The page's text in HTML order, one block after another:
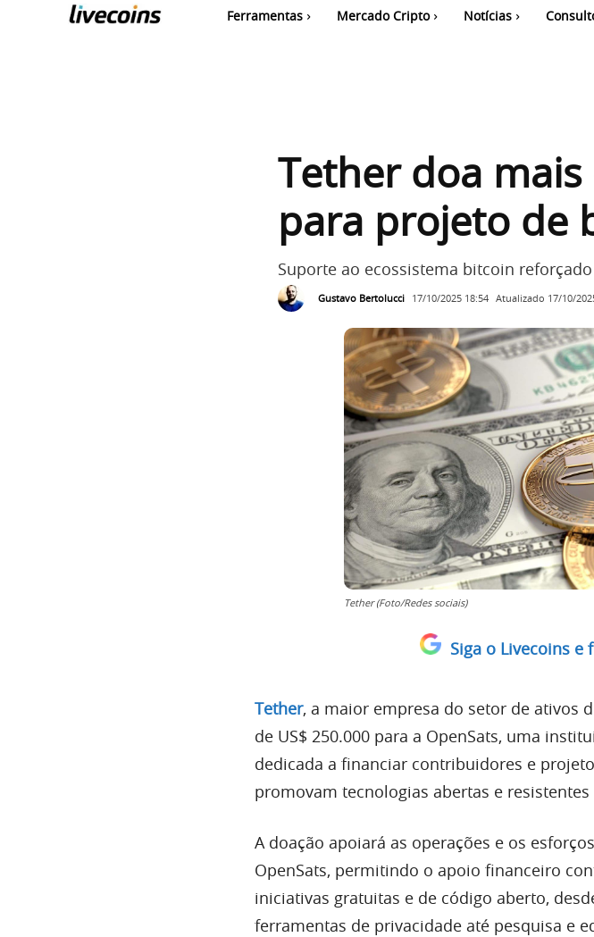
Ferramentas Mercado Cripto Notícias
Tether doa
para projeto de
Suporte ao ecossistema bitcoin reforçado
Gustavo Bertolucci 17/10/2025 18:54 Atualizado 17/10/
Tether (Foto/Redes sociais)
Siga o Livecoins e
Tether, a maior empresa do setor de ativos
de US$ 250.000 para a OpenSats, uma
dedicada a financiar contribuidores e
promovam tecnologias abertas e resistentes
A doação apoiará as operações e os
OpenSats, permitindo o apoio financeiro
iniciativas gratuitas e de código aberto,
ferramentas de privacidade até pesquisa e